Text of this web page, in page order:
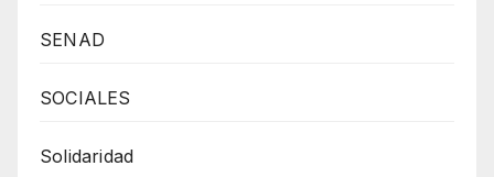
SENAD
SOCIALES
Solidaridad